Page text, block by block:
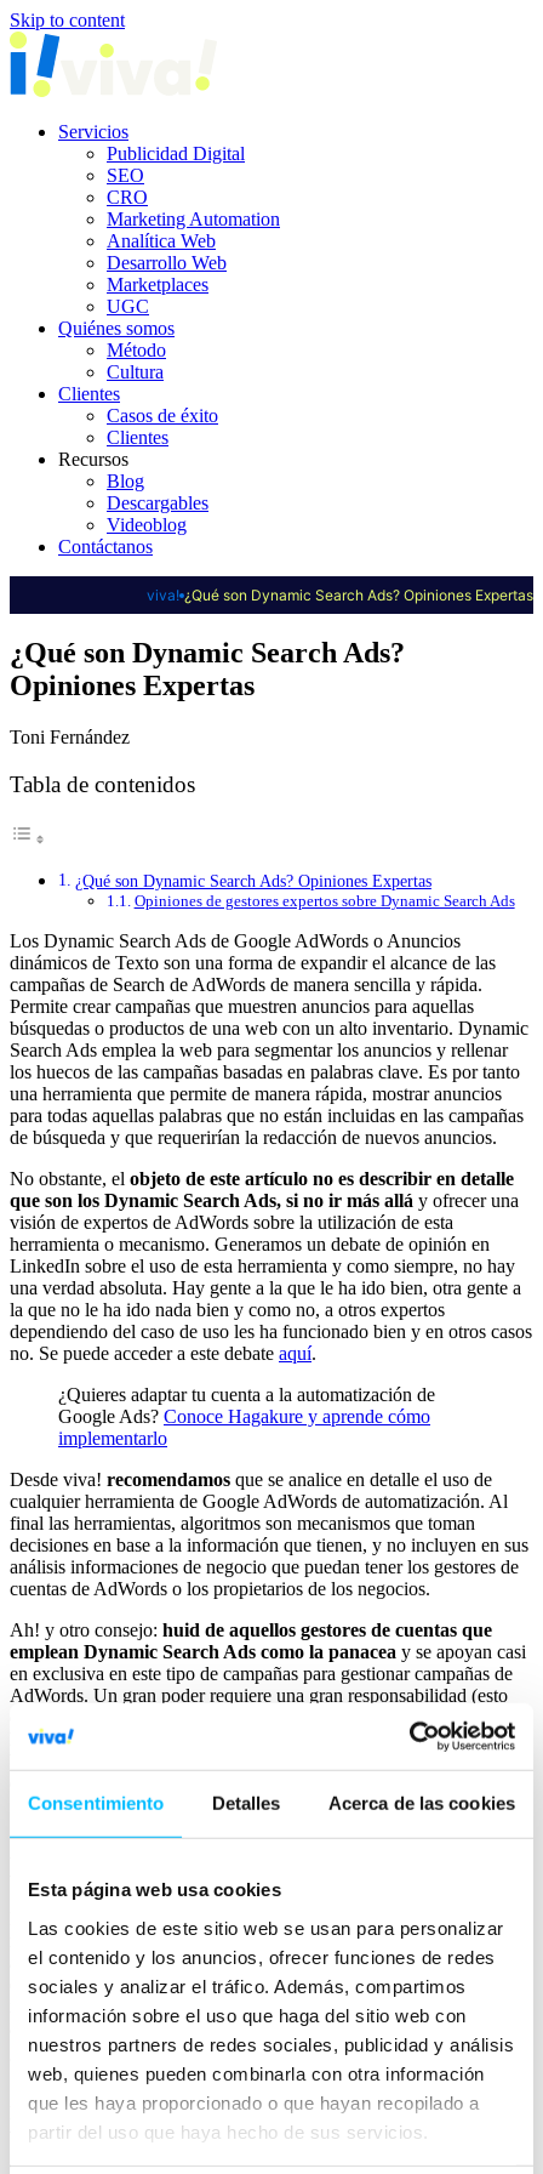
Consentimiento Detalles Acerca de las cookies
Esta página web usa cookies
Las cookies de este sitio web se usan para personalizar
el contenido y los anuncios, ofrecer funciones de redes
sociales y analizar el tráfico. Además, compartimos
información sobre el uso que haga del sitio web con
nuestros partners de redes sociales, publicidad y análisis
web, quienes pueden combinarla con otra información
que les haya proporcionado o que hayan recopilado a
partir del uso que haya hecho de sus servicios.
Skip to content
Servicios
Publicidad Digital
SEO
CRO
Marketing Automation
Analítica Web
Desarrollo Web
Marketplaces
UGC
Quiénes somos
Método
Cultura
Clientes
Casos de éxito
Clientes
Recursos
Blog
Descargables
Videoblog
Contáctanos
viva! ¿Qué son Dynamic Search Ads? Opiniones Expertas
¿Qué son Dynamic Search Ads?
Opiniones Expertas
Toni Fernández
Tabla de contenidos
¿Qué son Dynamic Search Ads? Opiniones Expertas
Opiniones de gestores expertos sobre Dynamic Search Ads
Los Dynamic Search Ads de Google AdWords o Anuncios
dinámicos de Texto son una forma de expandir el alcance de las
campañas de Search de AdWords de manera sencilla y rápida.
Permite crear campañas que muestren anuncios para aquellas
búsquedas o productos de una web con un alto inventario. Dynamic
Search Ads emplea la web para segmentar los anuncios y rellenar
los huecos de las campañas basadas en palabras clave. Es por tanto
una herramienta que permite de manera rápida, mostrar anuncios
para todas aquellas palabras que no están incluidas en las campañas
de búsqueda y que requerirían la redacción de nuevos anuncios.
No obstante, el objeto de este artículo no es describir en detalle
que son los Dynamic Search Ads, si no ir más allá y ofrecer una
visión de expertos de AdWords sobre la utilización de esta
herramienta o mecanismo. Generamos un debate de opinión en
LinkedIn sobre el uso de esta herramienta y como siempre, no hay
una verdad absoluta. Hay gente a la que le ha ido bien, otra gente a
la que no le ha ido nada bien y como no, a otros expertos
dependiendo del caso de uso les ha funcionado bien y en otros casos
no. Se puede acceder a este debate aquí.
¿Quieres adaptar tu cuenta a la automatización de
Google Ads? Conoce Hagakure y aprende cómo
implementarlo
Desde viva! recomendamos que se analice en detalle el uso de
cualquier herramienta de Google AdWords de automatización. Al
final las herramientas, algoritmos son mecanismos que toman
decisiones en base a la información que tienen, y no incluyen en sus
análisis informaciones de negocio que puedan tener los gestores de
cuentas de AdWords o los propietarios de los negocios.
Ah! y otro consejo: huid de aquellos gestores de cuentas que
emplean Dynamic Search Ads como la panacea y se apoyan casi
en exclusiva en este tipo de campañas para gestionar campañas de
AdWords. Un gran poder requiere una gran responsabilidad (esto
creo que lo decía Spiderman). Si se emplean este tipo de campañas
hay que estar muy atento a las campañas y a como se distribuyen las
Opiniones de gestores expertos sobre
La verdad es que a mi sólo me han sido útiles como parámetro de
referencia, pero no he llegado a un nivel de confianza en la
automatización de Google como para entregar la gestión completa
de un presupuesto. Pero sí que los he aplicado para generar nuevo
insigths. En nuestro caso hemos probado y usamos herramientas de
automatización, pero no las de Google Adwords.
Siempre y cuando tienes un buen SEO hecho en tu página y google
lo ha indexado bien, merece la pena, sino es perder impresiones
valiosas y clics.